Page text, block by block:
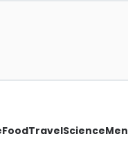
FoodTravelScienceMen